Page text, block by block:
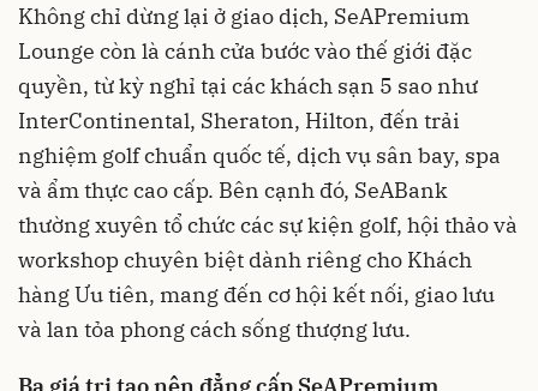
Không chỉ dừng lại ở giao dịch, SeAPremium
Lounge còn là cánh cửa bước vào thế giới đặc
quyền, từ kỳ nghỉ tại các khách sạn 5 sao như
InterContinental, Sheraton, Hilton, đến trải
nghiệm golf chuẩn quốc tế, dịch vụ sân bay, spa
và ẩm thực cao cấp. Bên cạnh đó, SeABank
thường xuyên tổ chức các sự kiện golf, hội thảo và
workshop chuyên biệt dành riêng cho Khách
hàng Ưu tiên, mang đến cơ hội kết nối, giao lưu
và lan tỏa phong cách sống thượng lưu.